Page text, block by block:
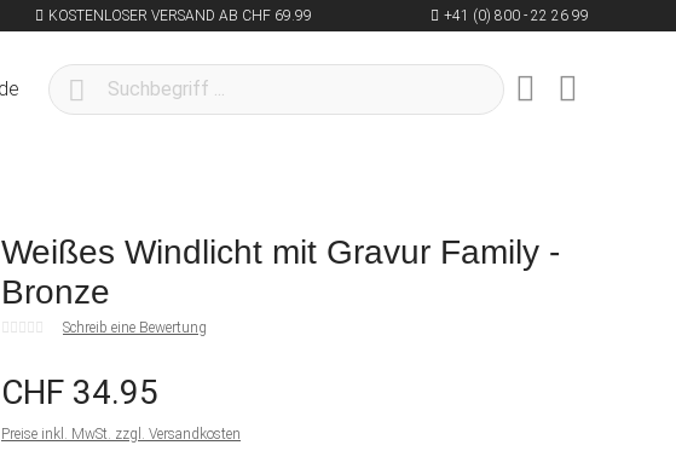
KOSTENLOSER VERSAND AB CHF 69.99 +41 (0) 800 - 22 26 99
Weißes Windlicht mit Gravur Family -
Bronze
Schreib eine Bewertung
CHF 34.95
Preise inkl. MwSt. zzgl. Versandkosten